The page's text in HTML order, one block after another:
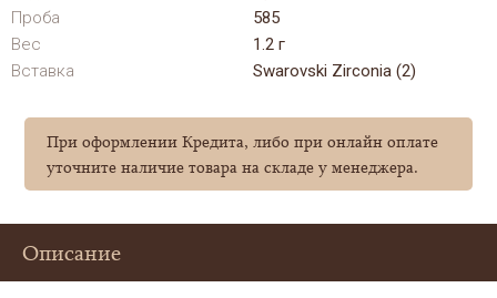
Проба
585
Вес
1.2 г
Вставка
Swarovski Zirconia (2)
При оформлении Кредита, либо при онлайн оплате
уточните наличие товара на складе у менеджера.
Описание